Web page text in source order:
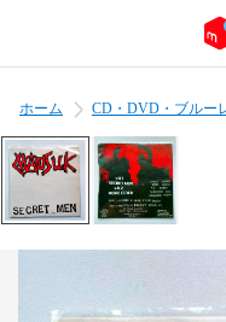
ホーム CD・DVD・ブルー